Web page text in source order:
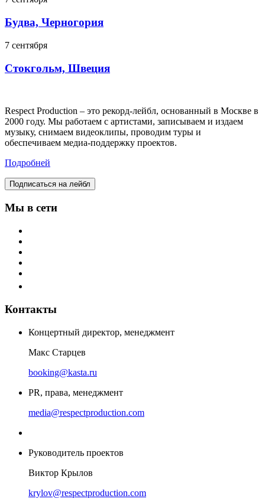
Будва, Черногория
7 сентября
Стокгольм, Швеция
Respect Production – это рекорд-лейбл, основанный в Москве в
2000 году. Мы работаем с артистами, записываем и издаем
музыку, снимаем видеоклипы, проводим туры и
обеспечиваем медиа-поддержку проектов.
Подробней
Подписаться на лейбл
Мы в сети
Контакты
Концертный директор, менеджмент
Макс Старцев
booking@kasta.ru
PR, права, менеджмент
media@respectproduction.com
Руководитель проектов
Виктор Крылов
krylov@respectproduction.com